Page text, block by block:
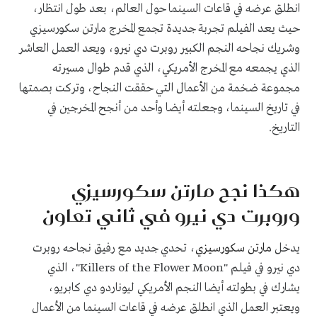
انطلق عرضه في قاعات السينما حول العالم، بعد طول انتظار،
حيث يعد الفيلم تجربة جديدة تجمع المخرج مارتن سكورسيزي
وشريك نجاحه النجم الكبير روبرت دي نيرو، ويعد العمل العاشر
الذي يجمعه مع المخرج الأمريكي، الذي قدم طوال مسيرته
مجموعة ضخمة من الأعمال التي حققت النجاح، وتركت بصمتها
في تاريخ السينما، وجعلته أيضا وأحد من أنجح المخرجين في
التاريخ.
هكذا نجح مارتن سكورسيزي
وروبرت دي نيرو في ثاني تعاون
يدخل مارتن سكورسيزي، تحدي جديد مع رفيق نجاحه روبرت
دي نيرو في فيلم "Killers of the Flower Moon"، الذي
يشارك في بطولته أيضا النجم الأمريكي ليوناردو دي كابريو،
ويعتبر العمل الذي انطلق عرضه في قاعات السينما من الأعمال